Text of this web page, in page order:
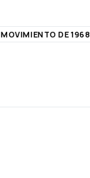
MOVIMIENTO DE 1968